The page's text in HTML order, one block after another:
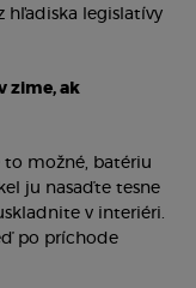
hľadiska legislatívy
zime, ak
to možné, batériu
ju nasaďte tesne
v interiéri.
po príchode